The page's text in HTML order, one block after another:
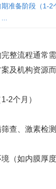
准备阶段（1-
整流程通常
及机构资源
2个月）
查、激素检
（如内膜厚